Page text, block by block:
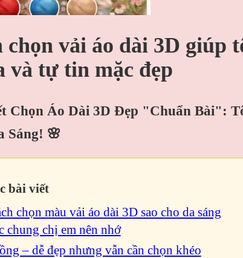
chọn vải áo dài 3D giúp
và tự tin mặc đẹp
Chọn Áo Dài 3D Đẹp "Chuẩn Bài":
Sáng! 🌸
bài viết
chọn màu vải áo dài 3D sao cho da sáng
chung chị em nên nhớ
– dễ đẹp nhưng vẫn cần chọn khéo